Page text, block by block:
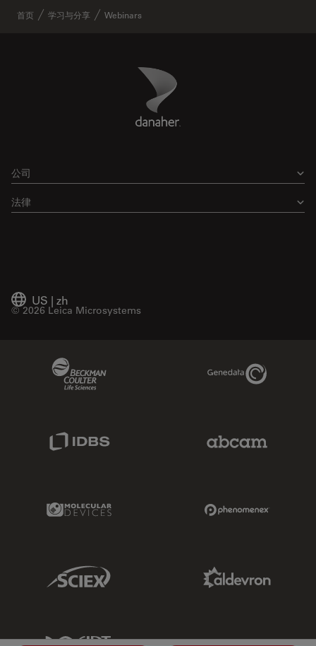
首页 学习与分享 Webinars
Danaher Logo
公司
法律
US | zh
© 2026 Leica Microsystems
Genedata Link
Molecular Devices Link
Sciex Link
IDT Link